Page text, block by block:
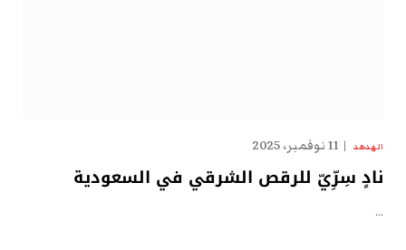
الهدهد 11 نوفمبر، 2025
نادٍ سِرِّيّ للرقص الشرقي في السعودية
…